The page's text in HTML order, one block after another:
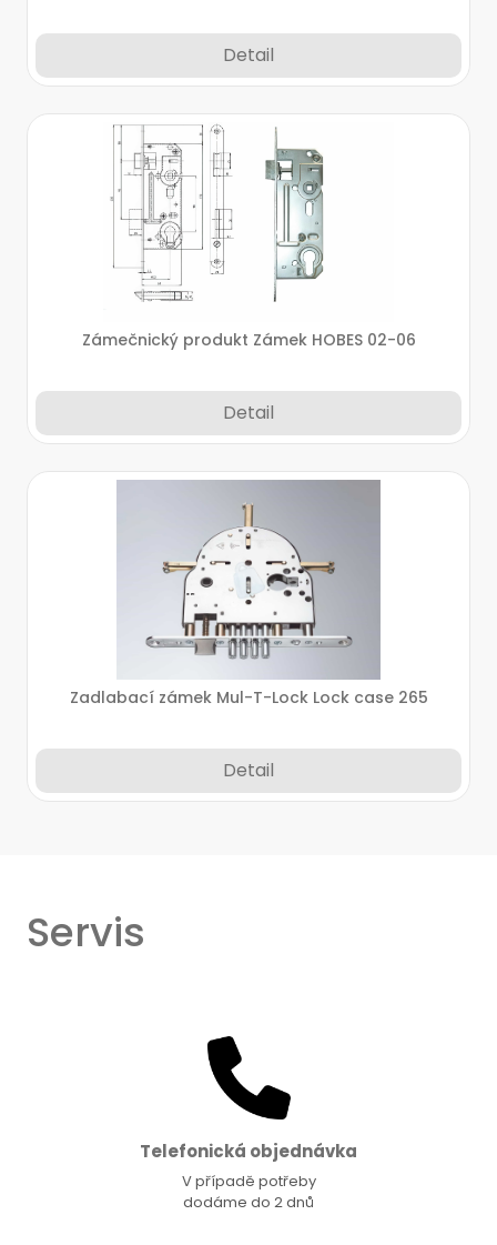
Detail
Zámečnický produkt Zámek HOBES 02-06
Detail
Zadlabací zámek Mul-T-Lock Lock case 265
Detail
Servis
Telefonická objednávka
V případě potřeby
dodáme do 2 dnů